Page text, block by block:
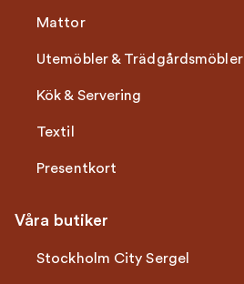
Mattor
Utemöbler & Trädgårdsmöbler
Kök & Servering
Textil
Presentkort
Våra butiker
Stockholm City Sergel